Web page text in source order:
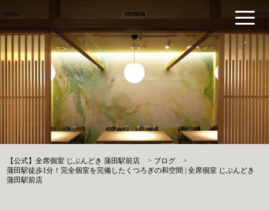
【公式】全席個室 じぶんどき 蒲田駅前店 > ブログ
>
蒲田駅徒歩1分！完全個室を完備したくつろぎの和空間 | 全席個室 じぶんどき
蒲田駅前店